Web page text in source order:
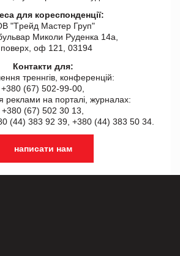
для кореспонденції:
"Tрейд Мастер Груп"
Миколи Руденка 14а,
оф 121, 03194
Контакти для:
треннгів, конференцій:
+380 (67) 502-99-00,
реклами на порталі, журналах:
+380 (67) 502 30 13,
(44) 383 92 39, +380 (44) 383 50 34.
написати нам